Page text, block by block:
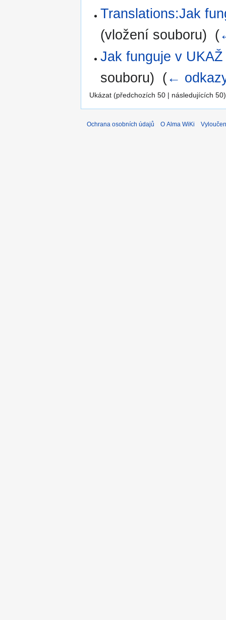
Translations:Jak
(vložení souboru) ‎ (
Jak funguje v
souboru) ‎ (←
Ukázat (předchozích 50 | následujících
Ochrana osobních údajů O Alma WiKi